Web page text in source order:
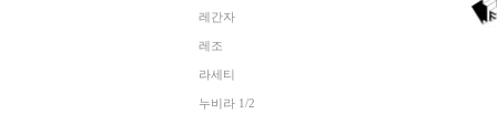
레간자
레조
라세티
누비라 1/2